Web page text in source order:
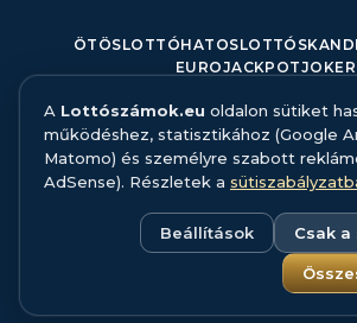
ÖTÖSLOTTÓHATOSLOTTÓ
EUROJACKPOTJOKER
RÓLUNK
KAPCSOLAT
HIBABEJELENTÉS
ADATFORRÁS ÉS MÓDSZERTAN
ADATKEZELÉS
SÜTISZABÁLYZAT
A Lottószámok.eu oldalon sütiket
működéshez, statisztikához (Google
Matomo) és személyre szabott
AdSense). Részletek a
Beállítások Csak